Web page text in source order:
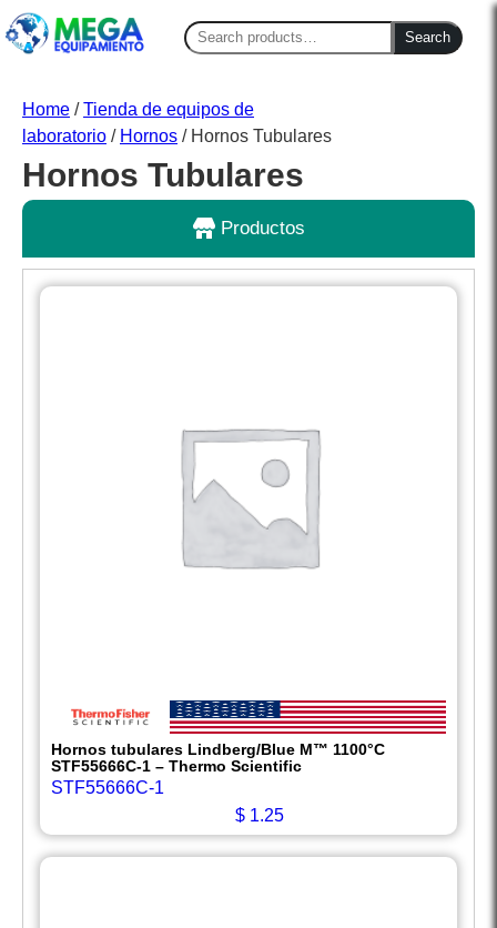
Search
for:
Search
Home /Tienda de equipos de
laboratorio / Hornos / Hornos Tubulares
Hornos Tubulares
Productos
Hornos tubulares Lindberg/Blue M™ 1100°C
STF55666C-1 – Thermo Scientific
STF55666C-1
$ 1.25